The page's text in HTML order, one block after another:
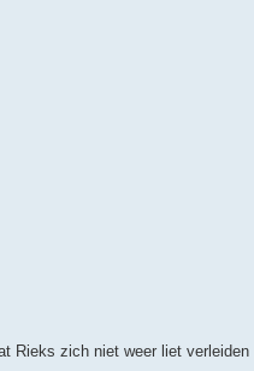
Rieks zich niet weer liet verleiden